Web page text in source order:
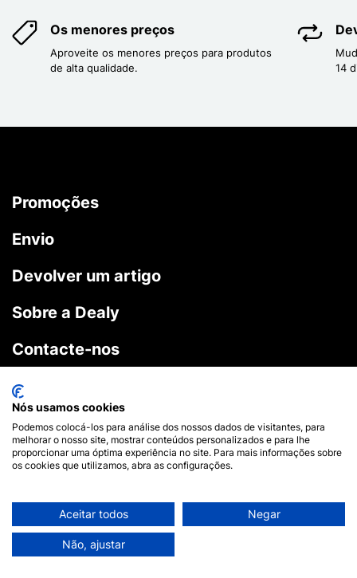
Os menores preços
Aproveite os menores preços para produtos
de alta qualidade.
14
Promoções
Envio
Devolver um artigo
Sobre a Dealy
Contacte-nos
Profissional
Serviço de apoio ao cliente conectado
Telefone ou SMS
Messenger
Mensagens instantâneas
Nós usamos cookies
Podemos colocá-los para análise dos nossos dados de visitantes, para
melhorar o nosso site, mostrar conteúdos personalizados e para lhe
proporcionar uma óptima experiência no site. Para mais informações sobre
os cookies que utilizamos, abra as configurações.
Aceitar todos Negar
Não, ajustar